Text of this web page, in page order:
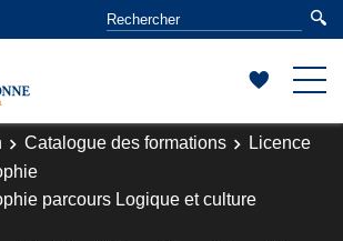
Catalogue des formations
Licence
parcours Logique et culture